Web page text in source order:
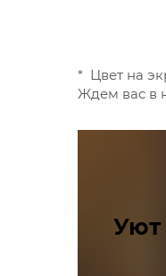
* Цвет на
Ждем вас в
Уют